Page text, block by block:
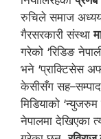
रुचिले समाज
गैरसरकारी संस्था
गरेको ‘रिडिङ
भने ‘प्राक्टिसेस
केसीसँग
मिडियाको
नेपालमा देखिएका